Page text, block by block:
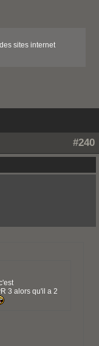
sites internet
#240
3 alors qu'il a 2